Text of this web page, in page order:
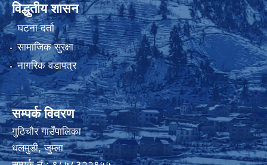
विद्धुतीय शासन
घटना दर्ता
सामाजिक सुरक्षा
नागरिक वडापत्र
सम्पर्क विवरण
गुठिचौर गाउँपालिका
धलमुडी, जुम्ला